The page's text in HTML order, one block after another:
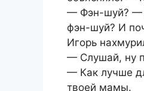
— Фэн-шуй? —
фэн-шуй? И
Игорь
— Слушай, ну
— Как лучше
твоей мамы.